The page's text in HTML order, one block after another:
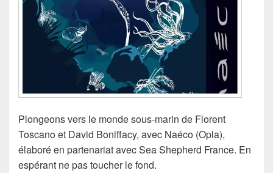
Plongeons vers le monde sous-marin de Florent
Toscano et David Boniffacy, avec Naéco (Opla),
élaboré en partenariat avec Sea Shepherd France. En
espérant ne pas toucher le fond.